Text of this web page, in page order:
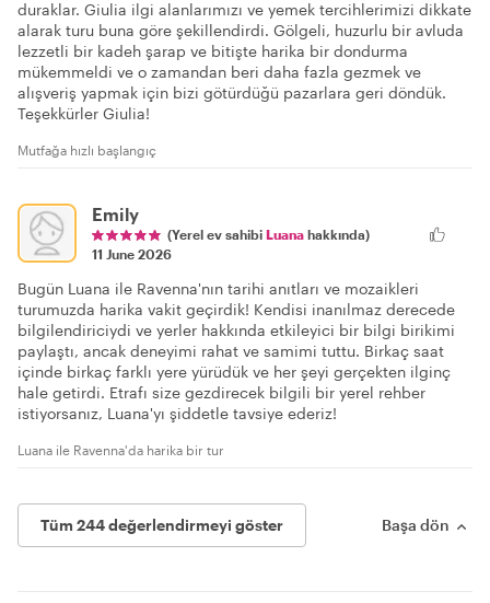
duraklar. Giulia ilgi alanlarımızı ve yemek tercihlerimizi dikkate
alarak turu buna göre şekillendirdi. Gölgeli, huzurlu bir avluda
lezzetli bir kadeh şarap ve bitişte harika bir dondurma
mükemmeldi ve o zamandan beri daha fazla gezmek ve
alışveriş yapmak için bizi götürdüğü pazarlara geri döndük.
Teşekkürler Giulia!
Mutfağa hızlı başlangıç
Emily
(Yerel ev sahibi Luana hakkında)
11 June 2026
Bugün Luana ile Ravenna'nın tarihi anıtları ve mozaikleri
turumuzda harika vakit geçirdik! Kendisi inanılmaz derecede
bilgilendiriciydi ve yerler hakkında etkileyici bir bilgi birikimi
paylaştı, ancak deneyimi rahat ve samimi tuttu. Birkaç saat
içinde birkaç farklı yere yürüdük ve her şeyi gerçekten ilginç
hale getirdi. Etrafı size gezdirecek bilgili bir yerel rehber
istiyorsanız, Luana'yı şiddetle tavsiye ederiz!
Luana ile Ravenna'da harika bir tur
Tüm 244 değerlendirmeyi göster Başa dön